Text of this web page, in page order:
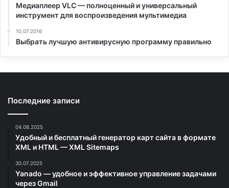
Медиаплеер VLC — полноценный и универсальный
инструмент для воспроизведения мультимедиа
10.07.2016
Выбрать лучшую антивирусную программу правильно
Последние записи
04.08.2025
Удобный и бесплатный генератор карт сайта в формате
XML и HTML — XML Sitemaps
30.07.2025
Yanado — удобное и эффективное управление задачами
через Gmail